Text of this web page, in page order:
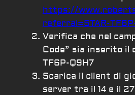
https://
referral=STAR-
Verifica che nel
Code” sia inserito il
TF6P-Q9H7
Scarica il client di
server tra il 14 e il